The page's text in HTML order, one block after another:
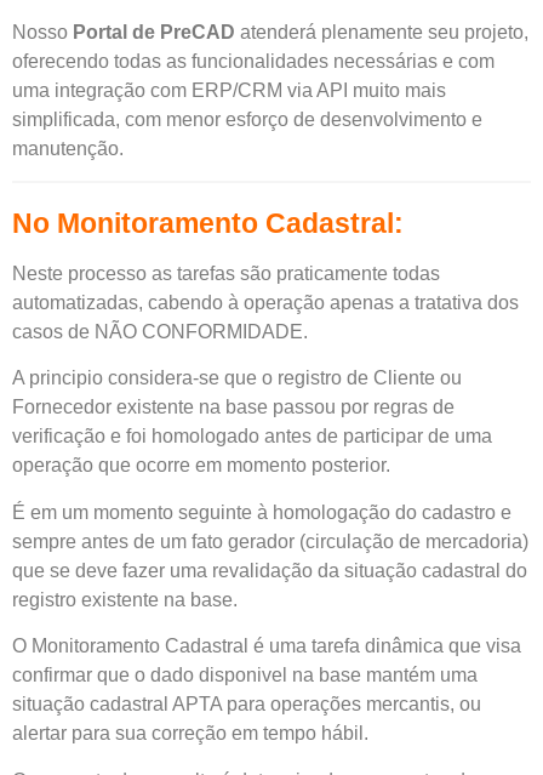
Nosso Portal de PreCAD atenderá plenamente seu projeto,
oferecendo todas as funcionalidades necessárias e com
uma integração com ERP/CRM via API muito mais
simplificada, com menor esforço de desenvolvimento e
manutenção.
No Monitoramento Cadastral:
Neste processo as tarefas são praticamente todas
automatizadas, cabendo à operação apenas a tratativa dos
casos de NÃO CONFORMIDADE.
A principio considera-se que o registro de Cliente ou
Fornecedor existente na base passou por regras de
verificação e foi homologado antes de participar de uma
operação que ocorre em momento posterior.
É em um momento seguinte à homologação do cadastro e
sempre antes de um fato gerador (circulação de mercadoria)
que se deve fazer uma revalidação da situação cadastral do
registro existente na base.
O Monitoramento Cadastral é uma tarefa dinâmica que visa
confirmar que o dado disponivel na base mantém uma
situação cadastral APTA para operações mercantis, ou
alertar para sua correção em tempo hábil.